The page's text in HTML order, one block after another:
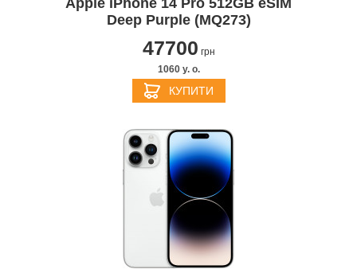
Apple iPhone 14 Pro 512GB eSIM
Deep Purple (MQ273)
47700 грн
1060 y. о.
КУПИТИ